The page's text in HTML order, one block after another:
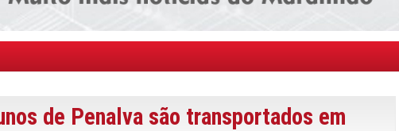
de Penalva são transportados em